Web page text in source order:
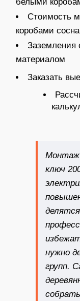
Стоимость
коробами сосна
Заземления
материалом
Заказать
Монтаж
ключ
нужно
групп.